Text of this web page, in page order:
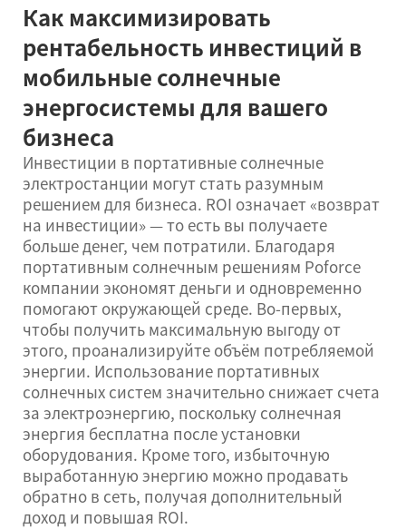
Как максимизировать
рентабельность инвестиций в
мобильные солнечные
энергосистемы для вашего
бизнеса
Инвестиции в портативные солнечные
электростанции могут стать разумным
решением для бизнеса. ROI означает «возврат
на инвестиции» — то есть вы получаете
больше денег, чем потратили. Благодаря
портативным солнечным решениям Poforce
компании экономят деньги и одновременно
помогают окружающей среде. Во-первых,
чтобы получить максимальную выгоду от
этого, проанализируйте объём потребляемой
энергии. Использование портативных
солнечных систем значительно снижает счета
за электроэнергию, поскольку солнечная
энергия бесплатна после установки
оборудования. Кроме того, избыточную
выработанную энергию можно продавать
обратно в сеть, получая дополнительный
доход и повышая ROI.